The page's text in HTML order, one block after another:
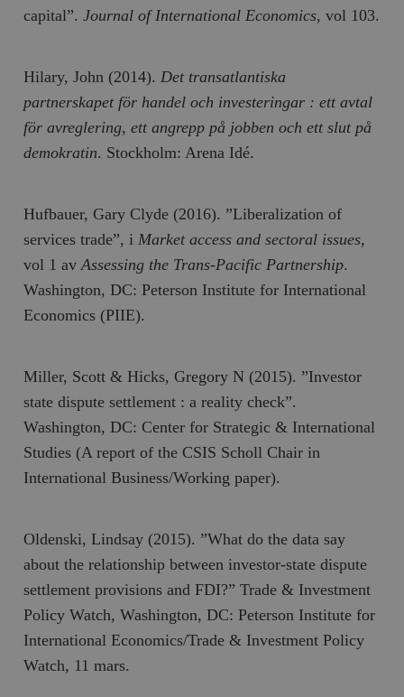
capital”.Journal of International Economics, vol 103.
Hilary, John (2014). Det transatlantiska
partnerskapet för handel och investeringar : ett avtal
för avreglering, ett angrepp på jobben och ett slut på
demokratin. Stockholm: Arena Idé.
Hufbauer, Gary Clyde (2016). ”Liberalization of
services trade”, i Market access and sectoral issues,
vol 1 av Assessing the Trans-Pacific Partnership.
Washington, DC: Peterson Institute for International
Economics (PIIE).
Miller, Scott & Hicks, Gregory N (2015). ”Investor
state dispute settlement : a reality check”.
Washington, DC: Center for Strategic & International
Studies (A report of the CSIS Scholl Chair in
International Business/Working paper).
Oldenski, Lindsay (2015). ”What do the data say
about the relationship between investor-state dispute
settlement provisions and FDI?” Trade & Investment
Policy Watch, Washington, DC: Peterson Institute for
International Economics/Trade & Investment Policy
Watch, 11 mars.